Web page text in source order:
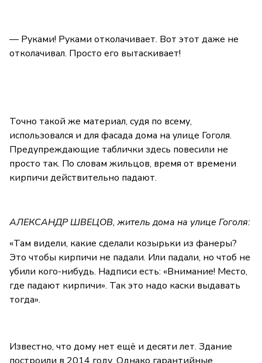
— Руками! Руками отколачивает. Вот этот даже не
отколачивал. Просто его вытаскивает!
Точно такой же материал, судя по всему,
использовался и для фасада дома на улице Гоголя.
Предупреждающие таблички здесь повесили не
просто так. По словам жильцов, время от времени
кирпичи действительно падают.
АЛЕКСАНДР ШВЕЦОВ, житель дома на улице Гоголя:
«Там видели, какие сделали козырьки из фанеры?
Это чтобы кирпичи не падали. Или падали, но чтоб не
убили кого-нибудь. Надписи есть: «Внимание! Место,
где падают кирпичи». Так это надо каски выдавать
тогда».
Известно, что дому нет ещё и десяти лет. Здание